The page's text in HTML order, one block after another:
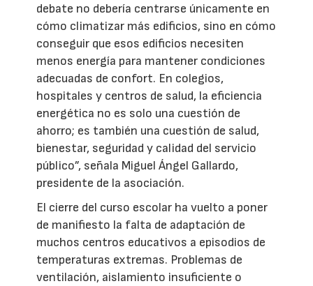
debate no debería centrarse únicamente en
cómo climatizar más edificios, sino en cómo
conseguir que esos edificios necesiten
menos energía para mantener condiciones
adecuadas de confort. En colegios,
hospitales y centros de salud, la eficiencia
energética no es solo una cuestión de
ahorro; es también una cuestión de salud,
bienestar, seguridad y calidad del servicio
público”, señala Miguel Ángel Gallardo,
presidente de la asociación.
El cierre del curso escolar ha vuelto a poner
de manifiesto la falta de adaptación de
muchos centros educativos a episodios de
temperaturas extremas. Problemas de
ventilación, aislamiento insuficiente o